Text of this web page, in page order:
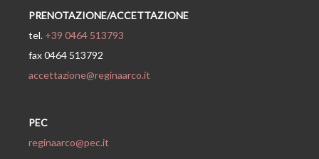
PRENOTAZIONE/ACCETTAZIONE
tel. +39 0464 513793
fax 0464 513792
accettazione@reginaarco.it
PEC
reginaarco@pec.it